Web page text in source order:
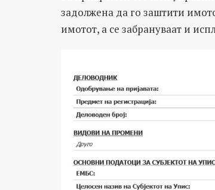
задолжена да го заштити
имотот, а се забрануваат и